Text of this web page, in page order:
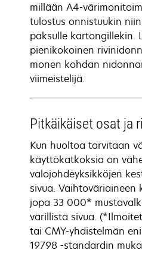
millään A4-
tulostus onnistuukin
paksulle kartongillekin.
pienikokoinen
monen kohdan
viimeistelijä.
Pitkäikäiset osat ja
Kun huoltoa tarvitaan
käyttökatkoksia on
valojohdeyksikköjen
sivua. Vaihtoväriaineen
jopa 33 000*
värillistä sivua.
tai CMY-yhdistelmän
19798 -standardin